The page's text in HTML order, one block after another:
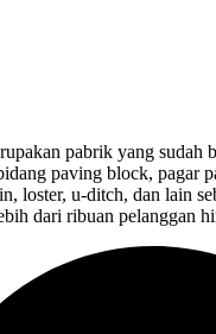
pabrik yang sudah
paving block, pagar
loster, u-ditch, dan lain
dari ribuan pelanggan